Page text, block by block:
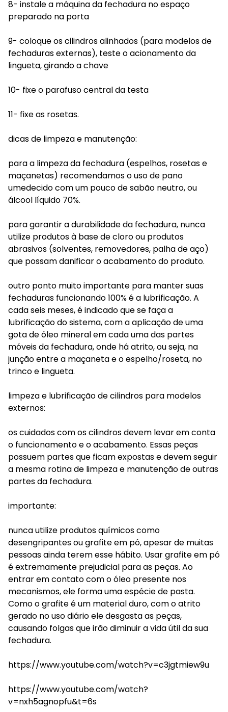
8- instale a máquina da fechadura no espaço
preparado na porta
9- coloque os cilindros alinhados (para modelos de
fechaduras externas), teste o acionamento da
lingueta, girando a chave
10- fixe o parafuso central da testa
11- fixe as rosetas.
dicas de limpeza e manutenção:
para a limpeza da fechadura (espelhos, rosetas e
maçanetas) recomendamos o uso de pano
umedecido com um pouco de sabão neutro, ou
álcool líquido 70%.
para garantir a durabilidade da fechadura, nunca
utilize produtos à base de cloro ou produtos
abrasivos (solventes, removedores, palha de aço)
que possam danificar o acabamento do produto.
outro ponto muito importante para manter suas
fechaduras funcionando 100% é a lubrificação. A
cada seis meses, é indicado que se faça a
lubrificação do sistema, com a aplicação de uma
gota de óleo mineral em cada uma das partes
móveis da fechadura, onde há atrito, ou seja, na
junção entre a maçaneta e o espelho/roseta, no
trinco e lingueta.
limpeza e lubrificação de cilindros para modelos
externos:
os cuidados com os cilindros devem levar em conta
o funcionamento e o acabamento. Essas peças
possuem partes que ficam expostas e devem seguir
a mesma rotina de limpeza e manutenção de outras
partes da fechadura.
importante:
nunca utilize produtos químicos como
desengripantes ou grafite em pó, apesar de muitas
pessoas ainda terem esse hábito. Usar grafite em pó
é extremamente prejudicial para as peças. Ao
entrar em contato com o óleo presente nos
mecanismos, ele forma uma espécie de pasta.
Como o grafite é um material duro, com o atrito
gerado no uso diário ele desgasta as peças,
causando folgas que irão diminuir a vida útil da sua
fechadura.
https://www.youtube.com/watch?v=c3jgtmiew9u
https://www.youtube.com/watch?
v=nxh5agnopfu&t=6s